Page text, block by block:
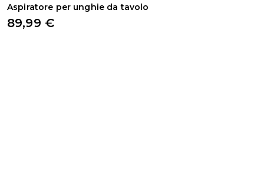
Aspiratore per unghie da tavolo
89,99 €